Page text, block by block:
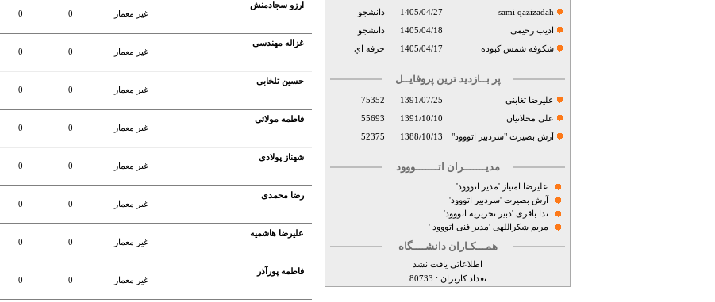
sami qazizadah
1405/04/27 دانشجو
ادیب رحیمی 1405/04/18 دانشجو
شکوفه شمس کبوده 1405/04/17 حرفه اي
پر بــازدید ترین پروفایــل
علیرضا تغابنی 1391/07/25
75352
علی محلاتیان 1391/10/10
55693
آرش بصیرت "سردبیر اتووود" 1388/10/13
52375
مدیـــــــران اتـــــــووود
علیرضا امتیاز 'مدیر اتووود'
آرش بصیرت 'سردبیر اتووود'
ندا باقری 'دبیر تحریریه اتووود'
مریم شکراللهی 'مدیر فنی اتووود '
همـــکـاران دانشــــگاه
اطلاعاتی یافت نشد
تعداد کاربران : 80733
ارزو سجادمنش
غير معمار
0
0
غزاله مهندسی
غير معمار
0
0
حسین تلخابی
غير معمار
0
0
فاطمه مولائی
غير معمار
0
0
شهناز پولادی
غير معمار
0
0
رضا محمدی
غير معمار
0
0
علیرضا هاشمیه
غير معمار
0
0
فاطمه پورآذر
غير معمار
0
0